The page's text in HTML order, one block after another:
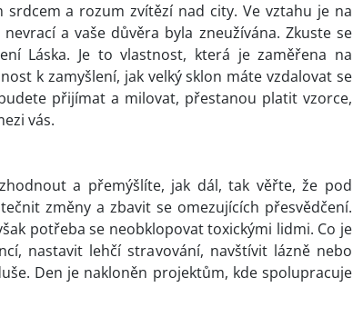
a rozum zvítězí nad city. Ve vztahu je na
a vaše důvěra byla zneužívána. Zkuste se
Láska. Je to vlastnost, která je zaměřena na
k zamyšlení, jak velký sklon máte vzdalovat se
přijímat a milovat, přestanou platit vzorce,
vás.
a přemýšlíte, jak dál, tak věřte, že pod
změny a zbavit se omezujících přesvědčení.
potřeba se neobklopovat toxickými lidmi. Co je
nastavit lehčí stravování, navštívit lázně nebo
Den je nakloněn projektům, kde spolupracuje